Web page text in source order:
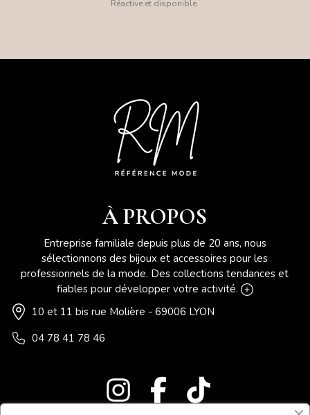
Réactive et disponible.
À PROPOS
Entreprise familiale depuis plus de 20 ans, nous
sélectionnons des bijoux et accessoires pour les
professionnels de la mode. Des collections tendances et
fiables pour développer votre activité.
10 et 11 bis rue Molière - 69006 LYON
04 78 41 78 46